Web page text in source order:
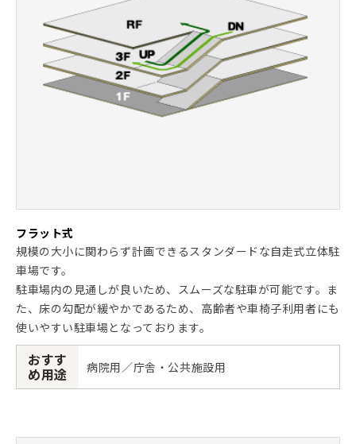
フラット式
規模の大小に関わらず計画できるスタンダードな自走式立体駐
車場です。
駐車場内の見通しが良いため、スムーズな駐車が可能です。ま
た、床の勾配が緩やかであるため、高齢者や車椅子利用者にも
使いやすい駐車場となっております。
おすす
め用途 病院用／庁舎・公共施設用